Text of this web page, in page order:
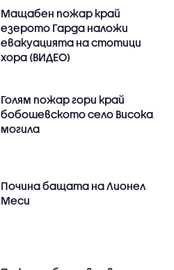
Мащабен пожар край
езерото Гарда наложи
евакуацията на стотици
хора (ВИДЕО)
Голям пожар гори край
бобошевското село Висока
могила
Почина бащата на Лионел
Меси